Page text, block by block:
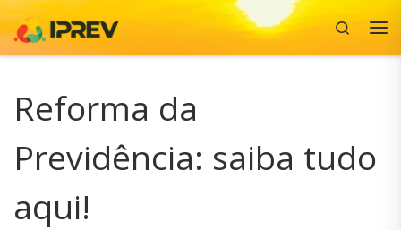
Skip to content
Search
Reforma da
Previdência: saiba tudo
aqui!